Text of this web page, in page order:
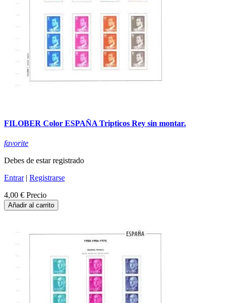
FILOBER Color ESPAÑA Tripticos Rey sin montar.
favorite
Debes de estar registrado
Entrar| Registrarse
4,00 € Precio
Añadir al carrito